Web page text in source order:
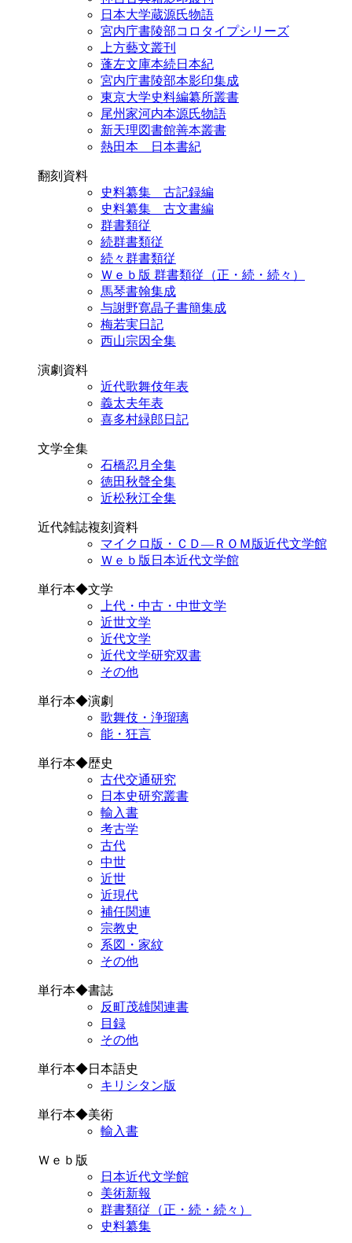
日本大学蔵源氏物語
宮内庁書陵部コロタイプシリーズ
上方藝文叢刊
蓬左文庫本続日本紀
宮内庁書陵部本影印集成
東京大学史料編纂所叢書
尾州家河内本源氏物語
新天理図書館善本叢書
熱田本 日本書紀
翻刻資料
史料纂集 古記録編
史料纂集 古文書編
群書類従
続群書類従
続々群書類従
Ｗｅｂ版 群書類従（正・続・続々）
馬琴書翰集成
与謝野寛晶子書簡集成
梅若実日記
西山宗因全集
演劇資料
近代歌舞伎年表
義太夫年表
喜多村緑郎日記
文学全集
石橋忍月全集
徳田秋聲全集
近松秋江全集
近代雑誌複刻資料
マイクロ版・ＣＤ―ＲＯＭ版近代文学館
Ｗｅｂ版日本近代文学館
単行本◆文学
上代・中古・中世文学
近世文学
近代文学
近代文学研究双書
その他
単行本◆演劇
歌舞伎・浄瑠璃
能・狂言
単行本◆歴史
古代交通研究
日本史研究叢書
輸入書
考古学
古代
中世
近世
近現代
補任関連
宗教史
系図・家紋
その他
単行本◆書誌
反町茂雄関連書
目録
その他
単行本◆日本語史
キリシタン版
単行本◆美術
輸入書
Ｗｅｂ版
日本近代文学館
美術新報
群書類従（正・続・続々）
史料纂集